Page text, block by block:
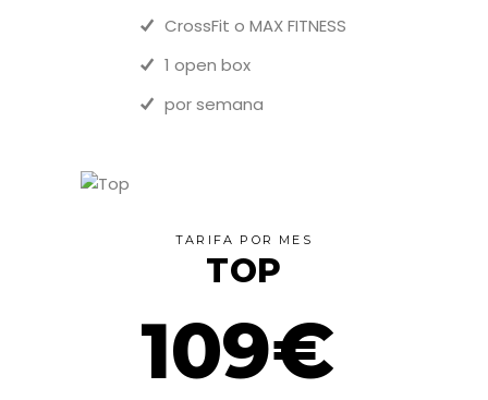
CrossFit o MAX FITNESS
1 open box
por semana
TARIFA POR MES
TOP
109€